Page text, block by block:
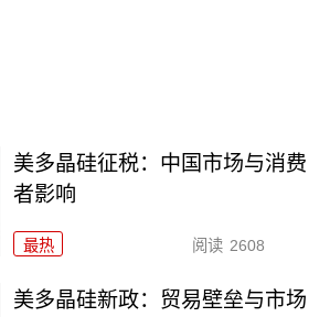
美多晶硅征税：中国市场与消费
者影响
最热 阅读 2608
美多晶硅新政：贸易壁垒与市场